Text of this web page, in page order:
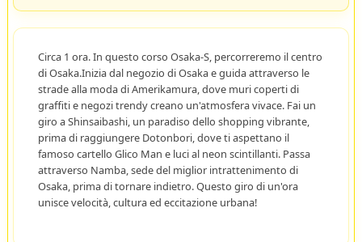
Circa 1 ora. In questo corso Osaka-S, percorreremo il centro
di Osaka.Inizia dal negozio di Osaka e guida attraverso le
strade alla moda di Amerikamura, dove muri coperti di
graffiti e negozi trendy creano un'atmosfera vivace. Fai un
giro a Shinsaibashi, un paradiso dello shopping vibrante,
prima di raggiungere Dotonbori, dove ti aspettano il
famoso cartello Glico Man e luci al neon scintillanti. Passa
attraverso Namba, sede del miglior intrattenimento di
Osaka, prima di tornare indietro. Questo giro di un'ora
unisce velocità, cultura ed eccitazione urbana!